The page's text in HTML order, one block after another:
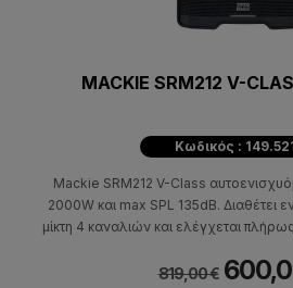
MACKIE SRM212 V-
Κωδικός :
Mackie SRM212 V-Class
2000W και max SPL 135dB. Διαθέτει
μίκτη 4 καναλιών και ελέγχεται
819,00 €